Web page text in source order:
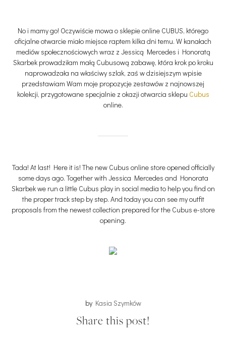
No i mamy go! Oczywiście mowa o sklepie online CUBUS, którego
oficjalne otwarcie miało miejsce raptem kilka dni temu. W kanałach
mediów społecznościowych wraz z Jessicą Mercedes i Honoratą
Skarbek prowadziłam małą Cubusową zabawę, która krok po kroku
naprowadzała na właściwy szlak, zaś w dzisiejszym wpisie
przedstawiam Wam moje propozycje zestawów z najnowszej
kolekcji, przygotowane specjalnie z okazji otwarcia sklepu Cubus
online.
Tada! At last! Here it is! The new Cubus online store opened officially
some days ago. Together with Jessica Mercedes and Honorata
Skarbek we run a little Cubus play in social media to help you find on
the proper track step by step. And today you can see my outfit
proposals from the newest collection prepared for the Cubus e-store
opening.
by Kasia Szymków
Share this post!